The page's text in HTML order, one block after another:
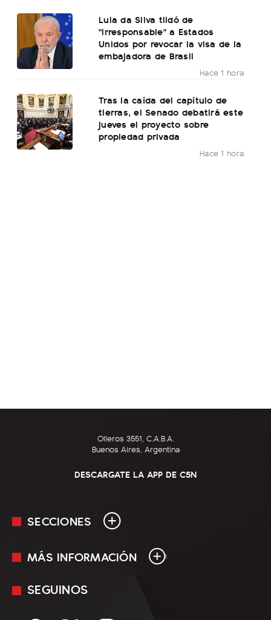
Lula da Silva tildó de
"irresponsable" a Estados
Unidos por revocar la visa de la
embajadora de Brasil
Hace 1 hora
Tras la caída del capítulo de
tierras, el Senado debatirá este
jueves el proyecto sobre
propiedad privada
Hace 1 hora
Olleros 3551, C.A.B.A.
Buenos Aires, Argentina
DESCARGATE LA APP DE C5N
SECCIONES
En Vivo
MÁS INFORMACIÓN
Mediakit
Términos y condiciones
SEGUINOS